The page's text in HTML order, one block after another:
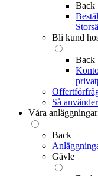
Back
Bli kund
Back
Så
Våra anläggningar
Back
Gävle